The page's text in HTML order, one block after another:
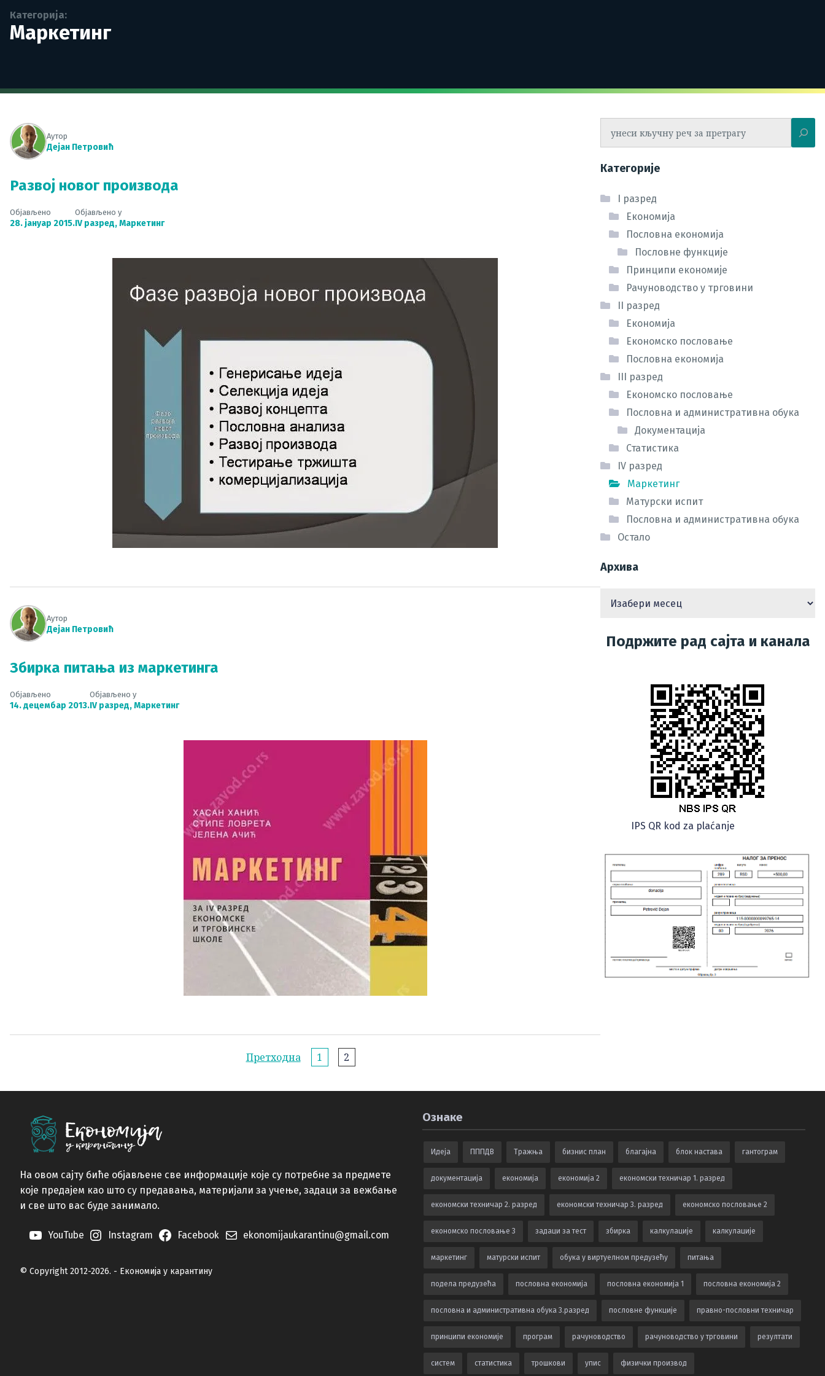
Категорија:
Маркетинг
Аутор
Дејан Петровић
Развој новог производа
Објављено
28. јануар 2015.
Објављено у
IV разред,Маркетинг
Аутор
Дејан Петровић
Збирка питања из маркетинга
Објављено
14. децембар 2013.
Објављено у
IV разред,Маркетинг
страници
Претходна 1 2
Категорије
I разред
Економија
Пословна економија
Пословне функције
Принципи економије
Рачуноводство у трговини
II разред
Економија
Економско пословање
Пословна економија
III разред
Економско пословање
Пословна и административна обука
Документација
Статистика
IV разред
Маркетинг
Матурски испит
Пословна и административна обука
Остало
Архива
Подржите рад сајта и канала
IPS QR kod za plaćanje
На овом сајту биће објављене све информације које су потребне за предмете
које предајем као што су предавања, материјали за учење, задаци за вежбање
и све што вас буде занимало.
YouTube Instagram Facebook ekonomijaukarantinu@gmail.com
© Copyright 2012-2026. - Економија у карантину
Ознаке
Идеја ПППДВ Тражња бизнис план благајна блок настава гантограм
документација економија економија 2 економски техничар 1. разред
економски техничар 2. разред економски техничар 3. разред економско пословање 2
економско пословање 3 задаци за тест збирка калкулацијe калкулације
маркетинг матурски испит обука у виртуелном предузећу питања
подела предузећа пословна економија пословна економија 1 пословна економија 2
пословна и административна обука 3.разред пословне функције правно-пословни техничар
принципи економије програм рачуноводство рачуноводство у трговини резултати
систем статистика трошкови упис физички производ